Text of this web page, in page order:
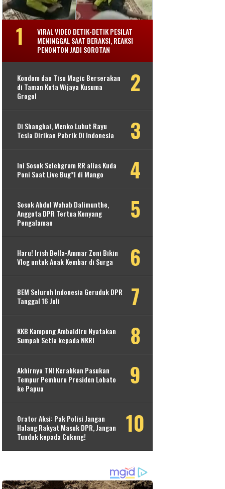
VIRAL VIDEO DETIK-DETIK PESILAT
MENINGGAL SAAT BERAKSI, REAKSI
PENONTON JADI SOROTAN
Kondom dan Tisu Magic Berserakan
di Taman Kota Wijaya Kusuma
Grogol
Di Shanghai, Menko Luhut Rayu
Tesla Dirikan Pabrik Di Indonesia
Ini Sosok Selebgram RR alias Kuda
Poni Saat Live Bug*l di Mango
Sosok Abdul Wahab Dalimunthe,
Anggota DPR Tertua Kenyang
Pengalaman
Haru! Irish Bella-Ammar Zoni Bikin
Vlog untuk Anak Kembar di Surga
BEM Seluruh Indonesia Geruduk DPR
Tanggal 16 Juli
KKB Kampung Ambaidiru Nyatakan
Sumpah Setia kepada NKRI
Akhirnya TNI Kerahkan Pasukan
Tempur Pemburu Presiden Lobato
ke Papua
Orator Aksi: Pak Polisi Jangan
Halang Rakyat Masuk DPR, Jangan
Tunduk kepada Cukong!